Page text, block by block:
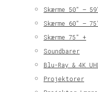
Skærme 50″ –
Skærme 60″ –
Skærme 75″ +
Soundbarer
Blu-Ray & 4K
Projektorer